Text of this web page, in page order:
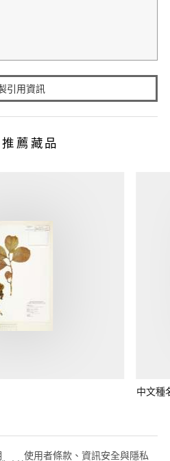
引用資訊
薦藏品
中文種
使用者條款、資訊安全與隱私